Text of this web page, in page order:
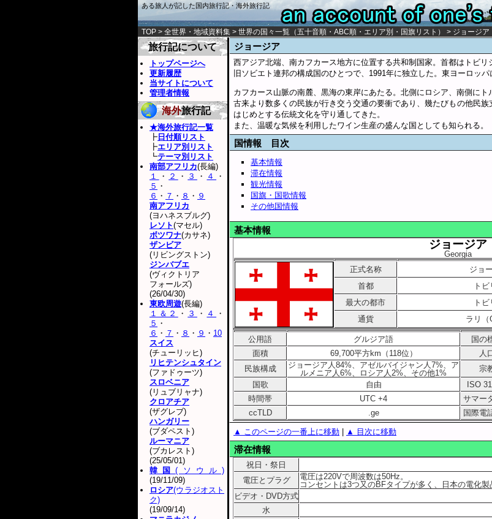
ある旅人が記した国内旅行記・海外旅行記
TOP > 全世界・地域資料集 > 世界の国々一覧 （五十音順 ・ ABC順 ・ エリア別 ・ 国旗リスト ） > ジョージア
ジョージア
西アジア北端、南カフカース地方に位置する共和制国家。首都はトビリ
旧ソビエト連邦の構成国のひとつで、1991年に独立した。東ヨーロッパ
カフカース山脈の南麓、黒海の東岸にあたる。北側にロシア、南側にト
古来より数多くの民族が行き交う交通の要衝であり、幾たびもの他民
はじめとする伝統文化を守り通してきた。
また、温暖な気候を利用したワイン生産の盛んな国としても知られる。
国情報 目次
基本情報
滞在情報
観光情報
国旗・国歌情報
その他国情報
基本情報
ジョージア
Georgia
正式名称
ジョ
首都
ト
最大の都市
ト
通貨
ラリ（
公用語 グルジア語 国の
面積
69,700平方km（118位） 人
民族構成
ジョージア人84%、アゼルバイジャン人7%、ア
ルメニア人6%、ロシア人2%、その他1%
宗
国歌
自由 ISO
時間帯
UTC +4 サマー
ccTLD
.ge 国際電
▲ このページの一番上に移動 ▲ 目次に移動
滞在情報
祝日・祭日
電圧とプラグ
電圧は220Vで周波数は50Hz。
コンセントは3つ又のBFタイプが多く、日本の電化
ビデオ・DVD方式
水
旅行記について
トップページへ
更新履歴
当サイトについて
管理者情報
海外旅行記
★海外旅行記一覧
┣ 日付順リスト
┣エリア別リスト
┗テーマ別リスト
南部アフリカ(長編)
１
・ ２ ・ ３ ・ ４
・
５ ・
６ ・ ７ ・ ８ ・ ９
南アフリカ
(ヨハネスブルグ)
レソト(マセル)
ボツワナ(カサネ)
ザンビア
(リビングストン)
ジンバブエ
(ヴィクトリア
フォールズ)
(26/04/30)
東欧周遊(長編)
１＆２
・ ３ ・ ４
・
５ ・
６ ・ ７ ・ ８ ・ ９ ・ 10
スイス
(チューリッヒ)
リヒテンシュタイン
(ファドゥーツ)
スロベニア
(リュブリャナ)
クロアチア
(ザグレブ)
ハンガリー
(ブダペスト)
ルーマニア
(ブカレスト)
(25/05/01)
韓国(ソウル)
(19/11/09)
ロシア(ウラジオスト
ク)
(19/09/14)